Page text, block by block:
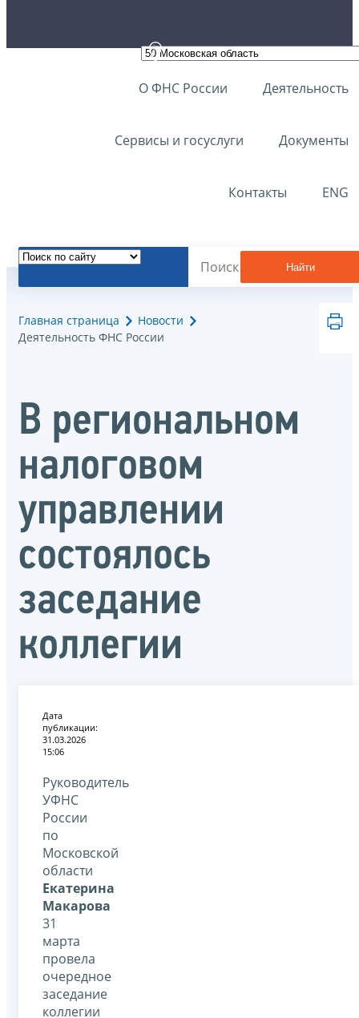
О ФНС России Деятельность
Сервисы и госуслуги Документы
Контакты ENG
Найти
Главная страница
Новости
Деятельность ФНС России
В региональном
налоговом
управлении
состоялось
заседание
коллегии
Дата
публикации:
31.03.2026
15:06
Руководитель
УФНС
России
по
Московской
области
Екатерина
Макарова
31
марта
провела
очередное
заседание
коллегии